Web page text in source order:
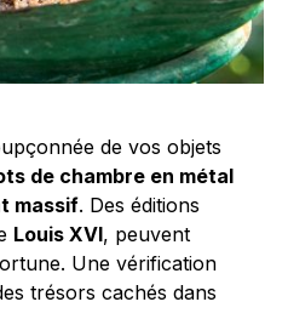
de vos objets
de chambre en métal
massif. Des éditions
Louis XVI, peuvent
Une vérification
trésors cachés dans